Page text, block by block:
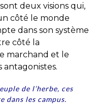
deux visions qui,
côté le monde
dans son système
côté la
marchand et le
antagonistes.
de l’herbe, ces
dans les campus.